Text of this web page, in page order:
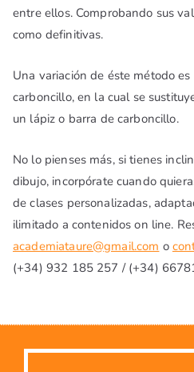
entre ellos. Comprobando sus
como definitivas.
Una variación de éste método
carboncillo, en la cual se
un lápiz o barra de carboncillo.
No lo pienses más, si tienes
dibujo, incorpórate cuando
de clases personalizadas,
ilimitado a contenidos on line.
academiataure@gmail.com o
(+34) 932 185 257 / (+34)